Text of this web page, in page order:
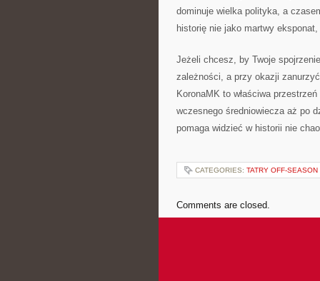
dominuje wielka polityka, a
historię nie jako martwy
Jeżeli chcesz, by Twoje
zależności, a przy okazji
KoronaMK to właściwa
wczesnego średniowiecza aż po
pomaga widzieć w historii nie
CATEGORIES: TATRY OFF-SEASON
Comments are closed.